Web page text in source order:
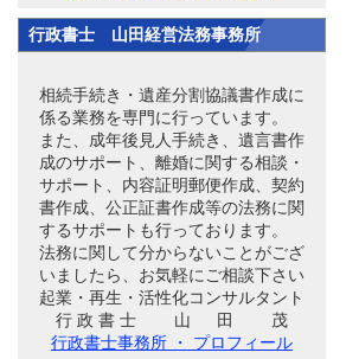
行政書士 山田経営法務事務所
相続手続き・遺産分割協議書作成に
係る業務を専門に行っています。
また、成年後見人手続き、遺言書作
成のサポート、離婚に関する相談・
サポート、内容証明郵便作成、契約
書作成、公正証書作成等の法務に関
するサポートも行っております。
法務に関して分からないことがござ
いましたら、お気軽にご相談下さい
起業・再生・活性化コンサルタント
行 政 書 士 山 田 茂
行政書士事務所 ・ プロフィール